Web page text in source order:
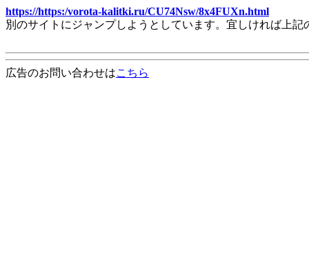
https://https:/vorota-kalitki.ru/CU74Nsw/8x4FUXn.html
別のサイトにジャンプしようとしています。宜しければ上
広告のお問い合わせはこちら